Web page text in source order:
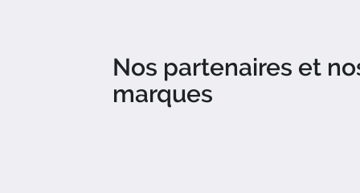
Nos partenaires et
marques